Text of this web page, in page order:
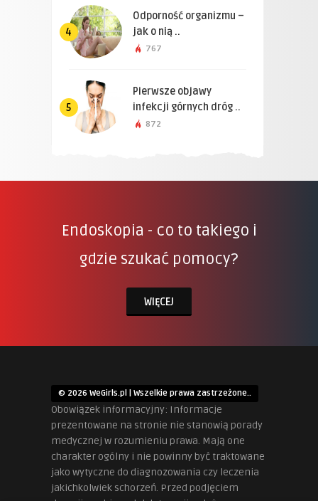
4
Odporność organizmu –
jak o nią ..
767
5
Pierwsze objawy
infekcji górnych dróg ..
872
Endoskopia - co to takiego i
gdzie szukać pomocy?
WIĘCEJ
© 2026 WeGirls.pl | Wszelkie prawa zastrzeżone..
Obowiązek informacyjny: Informacje
prezentowane na stronie nie stanowią porady
medycznej w rozumieniu prawa. Mają one
charakter ogólny i nie powinny być traktowane
jako wytyczne do diagnozowania czy leczenia
jakichkolwiek schorzeń. Przed podjęciem